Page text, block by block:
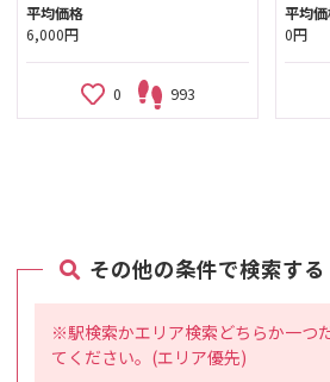
平均価格
6,000円
0 993
平均
0円
その他の条件で検索する
※駅検索かエリア検索どちらか一つ
てください。(エリア優先)